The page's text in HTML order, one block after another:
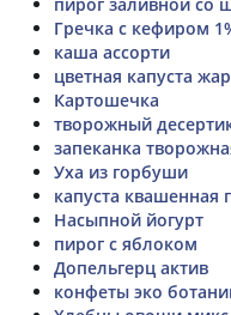
Гречка с кефиром
каша ассорти
цветная капуста
Картошечка
творожный
запеканка
Уха из горбуши
капуста квашенная
Насыпной йогурт
пирог с яблоком
Допельгерц актив
конфеты эко